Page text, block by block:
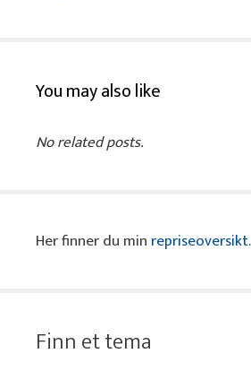
You may also like
No related posts.
Her finner du min repriseoversikt.
Finn et tema